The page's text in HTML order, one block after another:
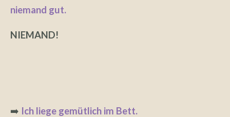
niemand gut.
NIEMAND!
➡️ Ich liege gemütlich im Bett.